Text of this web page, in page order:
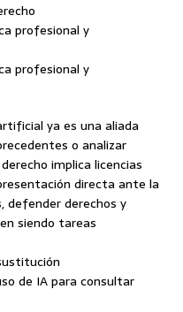
profesional y
profesional y
ya es una aliada
o analizar
implica licencias
directa ante la
defender derechos y
siendo tareas
de IA para consultar